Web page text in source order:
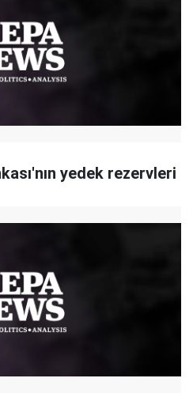
yedek rezervleri